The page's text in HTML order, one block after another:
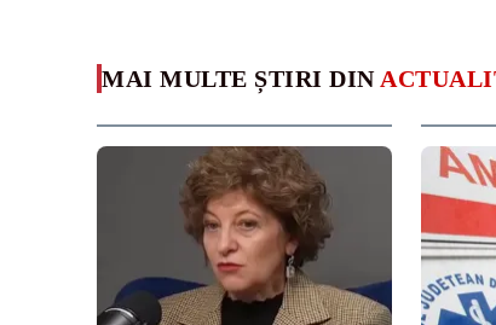
MAI MULTE ȘTIRI DIN